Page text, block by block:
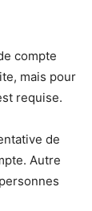
compte
mais pour
requise.
de
Autre